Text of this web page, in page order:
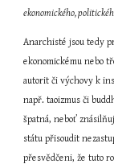
ekonomického,
Anarchisté jsou tedy
ekonomickému nebo
autorit či výchovy k
např. taoizmus či
špatná, neboť
státu přisoudit
přesvědčeni, že tuto